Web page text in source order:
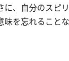
に、自分のスピ
味を忘れること